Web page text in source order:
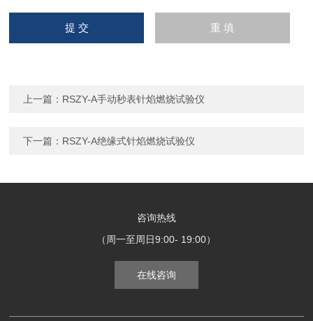
上一篇： RSZY-A手动秒表针焰燃烧试验仪
下一篇： RSZY-A绝缘式针焰燃烧试验仪
咨询热线
（周一至周日9:00- 19:00）
在线咨询